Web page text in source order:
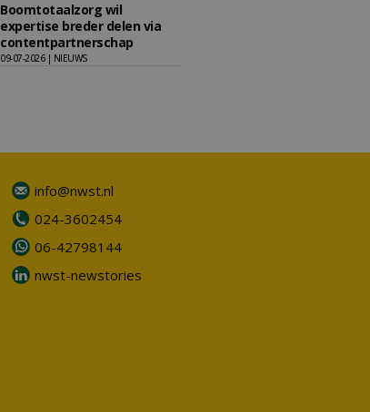
Boomtotaalzorg wil
expertise breder delen via
contentpartnerschap
09-07-2026 | NIEUWS
info@nwst.nl
024-3602454
06-42798144
nwst-newstories